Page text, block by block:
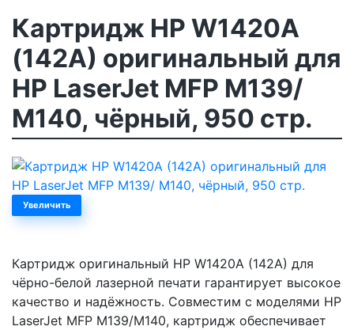
Картридж HP W1420A
(142A) оригинальный для
HP LaserJet MFP M139/
M140, чёрный, 950 стр.
Увеличить
Картридж оригинальный HP W1420A (142A) для
чёрно-белой лазерной печати гарантирует высокое
качество и надёжность. Совместим с моделями HP
LaserJet MFP M139/M140, картридж обеспечивает